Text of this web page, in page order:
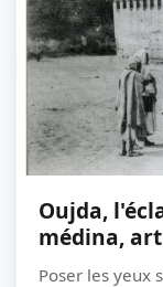
Oujda,
médina,
Poser les yeux